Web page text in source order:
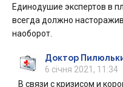
Единодушие экспертов в
всегда должно
наоборот.
Доктор
6 січня 2021, 11:34
В связи с кризисом и